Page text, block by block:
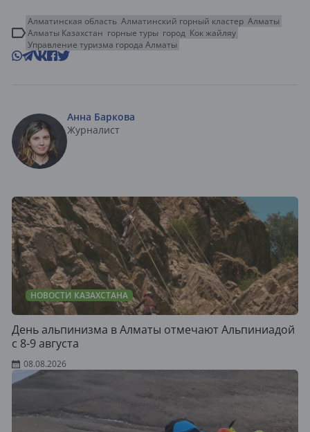
Алматинская область Алматинский горный кластер Алматы
Алматы Казахстан горные туры город Кок жайляу
Управление туризма города Алматы
Анна Баркова
Журналист
НОВОСТИ КАЗАХСТАНА
День альпинизма в Алматы отмечают Альпиниадой
с 8-9 августа
08.08.2026